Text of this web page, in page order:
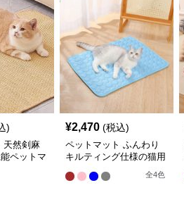
)
天然剣麻
ペットマ
¥2,470 (税込)
ペットマット ふんわり
キルティング仕様の猫用
全4色